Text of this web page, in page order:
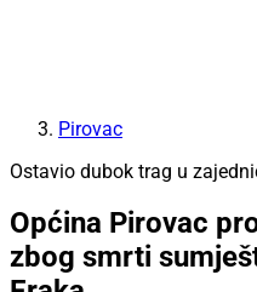
Pirovac
Ostavio dubok trag u
Općina Pirovac
zbog smrti